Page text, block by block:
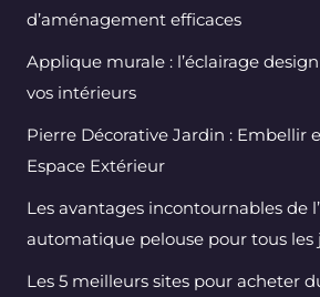
d’aménagement efficaces
Applique murale : l’éclairage
vos intérieurs
Pierre Décorative Jardin : Embellir
Espace Extérieur
Les avantages incontournables de
automatique pelouse pour tous les
Les 5 meilleurs sites pour acheter